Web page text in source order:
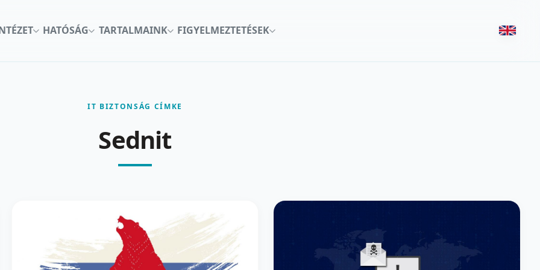
HATÓSÁG TARTALMAINK FIGYELMEZTETÉSEK
IT BIZTONSÁG CÍMKE
Sednit